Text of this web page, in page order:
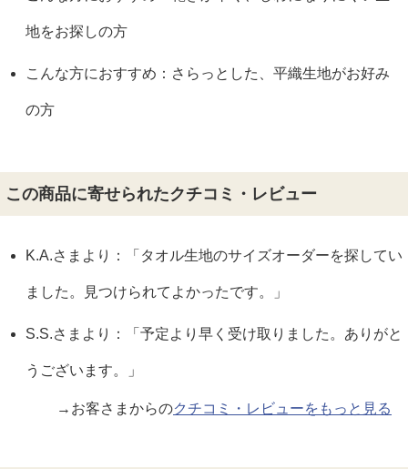
地をお探しの方
こんな方におすすめ：さらっとした、平織生地がお好み
の方
この商品に寄せられたクチコミ・レビュー
K.A.さまより：「タオル生地のサイズオーダーを探してい
ました。見つけられてよかったです。」
S.S.さまより：「予定より早く受け取りました。ありがと
うございます。」
→お客さまからのクチコミ・レビューをもっと見る